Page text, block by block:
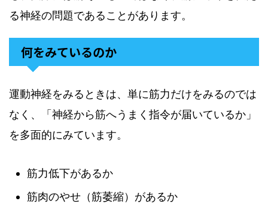
る神経の問題であることがあります。
何をみているのか
運動神経をみるときは、単に筋力だけをみるのでは
なく、「神経から筋へうまく指令が届いているか」
を多面的にみています。
筋力低下があるか
筋肉のやせ（筋萎縮）があるか